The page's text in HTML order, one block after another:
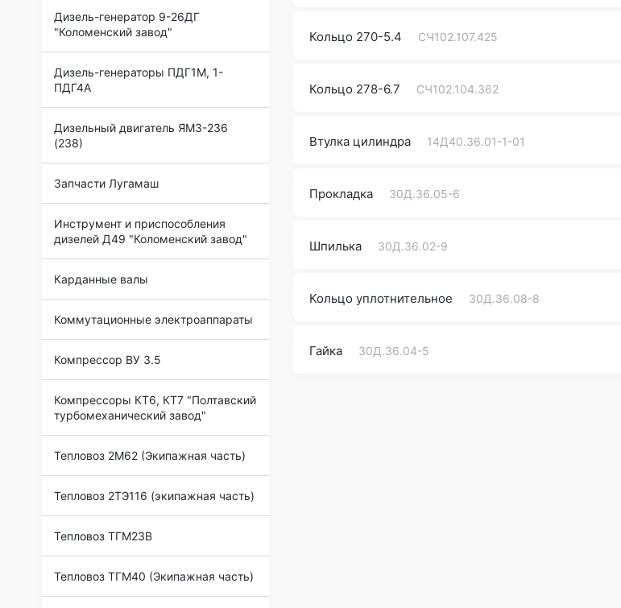
Дизель-генератор 9-26ДГ
"Коломенский завод"
Дизель-генераторы ПДГ1М, 1-
ПДГ4А
Дизельный двигатель ЯМЗ-236
(238)
Запчасти Лугамаш
Инструмент и приспособления
дизелей Д49 "Коломенский завод"
Карданные валы
Коммутационные электроаппараты
Компрессор ВУ 3.5
Компрессоры КТ6, КТ7 "Полтавский
турбомеханический завод"
Тепловоз 2М62 (Экипажная часть)
Тепловоз 2ТЭ116 (экипажная часть)
Тепловоз ТГМ23В
Тепловоз ТГМ40 (Экипажная часть)
Кольцо 270-5.4 СЧ102.107.425
Кольцо 278-6.7 СЧ102.104.362
Втулка цилиндра 14Д40.36.01-1-01
Прокладка 30Д.36.05-6
Шпилька 30Д.36.02-9
Кольцо уплотнительное 30Д.36.08-8
Гайка 30Д.36.04-5